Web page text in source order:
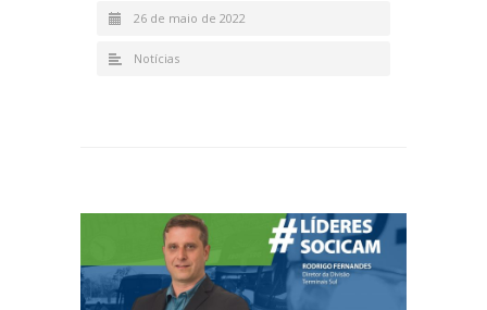
26 de maio de 2022
Notícias